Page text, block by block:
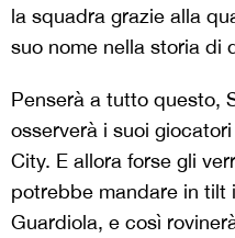
la squadra grazie alla
suo nome nella storia di
Penserà a tutto questo,
osserverà i suoi
City. E allora forse gli
potrebbe mandare in tilt
Guardiola, e così